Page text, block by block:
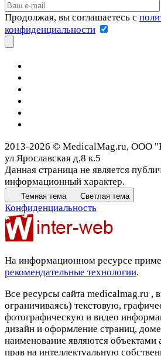
Продолжая, вы соглашаетесь с
конфиденциальности
2013-2026 © MedicalMag.ru, ООО
ул Ярославская д,8 к.5
Данная страница не является
информационный характер.
Темная тема Светлая тема
Конфиденциальность
На информационном ресурсе
рекомендательные технологии.
Все ресурсы сайта medicalmag.ru ,
ограничиваясь) текстовую,
фотографическую и видео
дизайн и оформление страниц,
наименование являются объектами
прав на интеллектуальную